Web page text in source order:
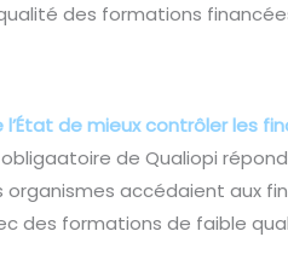
des formations
l’État de mieux contrôler les
de Qualiopi
organismes accédaient aux
des formations de faible